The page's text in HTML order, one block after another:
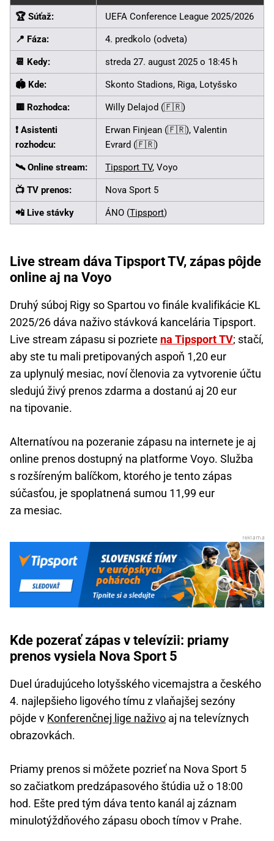
🏆 Súťaž: UEFA Conference League 2025/2026
📍 Fáza: 4. predkolo (odveta)
📆 Kedy: streda 27. august 2025 o 18:45 h
🏟️ Kde: Skonto Stadions, Riga, Lotyšsko
🟨 Rozhodca: Willy Delajod (🇫🇷)
❗ Asistenti
rozhodcu:
Erwan Finjean (🇫🇷), Valentin
Evrard (🇫🇷)
🛰️ Online stream: Tipsport TV, Voyo
📺 TV prenos: Nova Sport 5
📲 Live stávky ÁNO (Tipsport)
Live stream dáva Tipsport TV, zápas pôjde
online aj na Voyo
Druhý súboj Rigy so Spartou vo finále kvalifikácie KL
2025/26 dáva naživo stávková kancelária Tipsport.
Live stream zápasu si pozriete na Tipsport TV; stačí,
aby ste tu mali pretipovaných aspoň 1,20 eur
za uplynulý mesiac, noví členovia za vytvorenie účtu
sledujú živý prenos zdarma a dostanú aj 20 eur
na tipovanie.
Alternatívou na pozeranie zápasu na internete je aj
online prenos dostupný na platforme Voyo. Služba
s rozšíreným balíčkom, ktorého je tento zápas
súčasťou, je spoplatnená sumou 11,99 eur
za mesiac.
Kde pozerať zápas v televízii: priamy
prenos vysiela Nova Sport 5
Duel úradujúceho lotyšského vicemajstra a českého
4. najlepšieho ligového tímu z vlaňajšej sezóny
pôjde v Konferenčnej lige naživo aj na televíznych
obrazovkách.
Priamy prenos si môžete pozrieť na Nova Sport 5
so začiatkom predzápasového štúdia už o 18:00
hod. Ešte pred tým dáva tento kanál aj záznam
minulotýždňového zápasu oboch tímov v Prahe.